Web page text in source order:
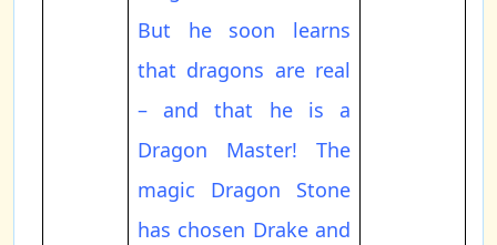
But he soon learns
that dragons are real
– and that he is a
Dragon Master! The
magic Dragon Stone
has chosen Drake and